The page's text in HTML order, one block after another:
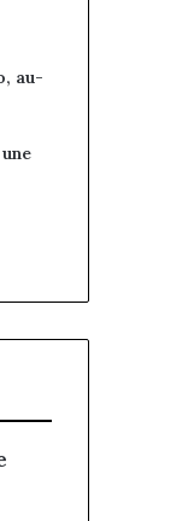
au-